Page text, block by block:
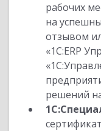
рабочих
на
отзывом
«1С:ERP
решений